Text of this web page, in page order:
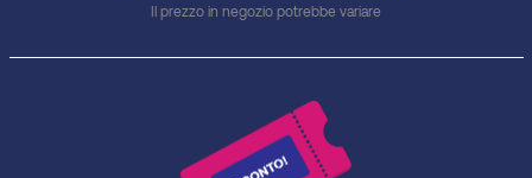
Il prezzo in negozio potrebbe variare